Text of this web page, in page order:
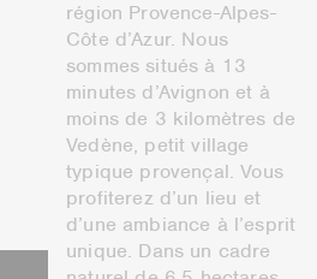
région Provence-Alpes-
Côte d’Azur. Nous
sommes situés à 13
minutes d’Avignon et à
moins de 3 kilomètres de
Vedène, petit village
typique provençal. Vous
profiterez d’un lieu et
d’une ambiance à l’esprit
unique. Dans un cadre